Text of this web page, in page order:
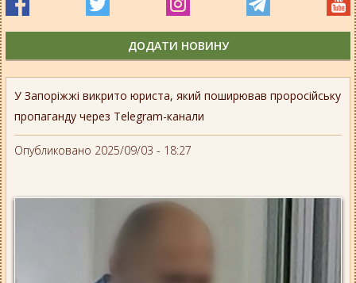
У Запоріжжі викрито юриста, який поширював проросійську
пропаганду через Telegram-канали
Опубликовано 2025/09/03 - 18:27
ДОДАТИ НОВИНУ